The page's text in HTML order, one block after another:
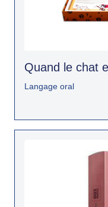
Quand le chat
Langage oral